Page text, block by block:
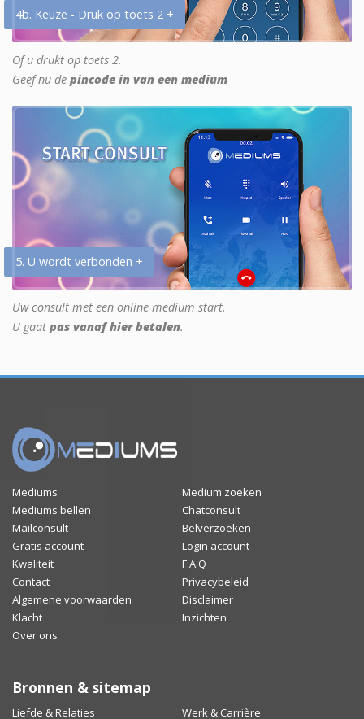
4b. Keuze - Druk op toets 2 +
Of u drukt op toets 2.
Geef nu de pincode in van een medium
5. U wordt verbonden +
Uw consult met een online medium start.
U gaat pas vanaf hier betalen.
Mediums
Medium zoeken
Mediums bellen
Chatconsult
Mailconsult
Belverzoeken
Gratis account
Login account
Kwaliteit
F.A.Q
Contact
Privacybeleid
Algemene voorwaarden
Disclaimer
Klacht
Inzichten
Over ons
Bronnen & sitemap
Liefde & Relaties Werk & Carrière